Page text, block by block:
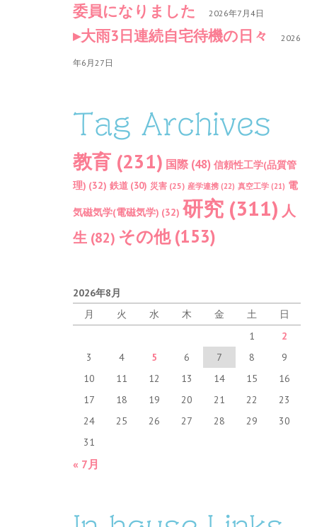
委員になりました
2026年7月4日
大雨3日連続自宅待機の日々 2026
年6月27日
Tag Archives
教育 (231) 国際 (48) 信頼性工学(品質管
理) (32) 鉄道 (30) 災害 (25) 産学連携 (22) 真空工学 (21) 電
気磁気学(電磁気学) (32) 研究 (311) 人
生 (82) その他(153)
2026年8月
月
火 水 木 金 土
日
1
2
3
4 5 6 7 8
9
10
11 12 13 14 15
16
17
18 19 20 21 22
23
24
25 26 27 28 29
30
31
« 7月